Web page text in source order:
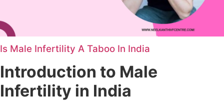
Is Male Infertility A Taboo In India
Introduction to Male
Infertility in India